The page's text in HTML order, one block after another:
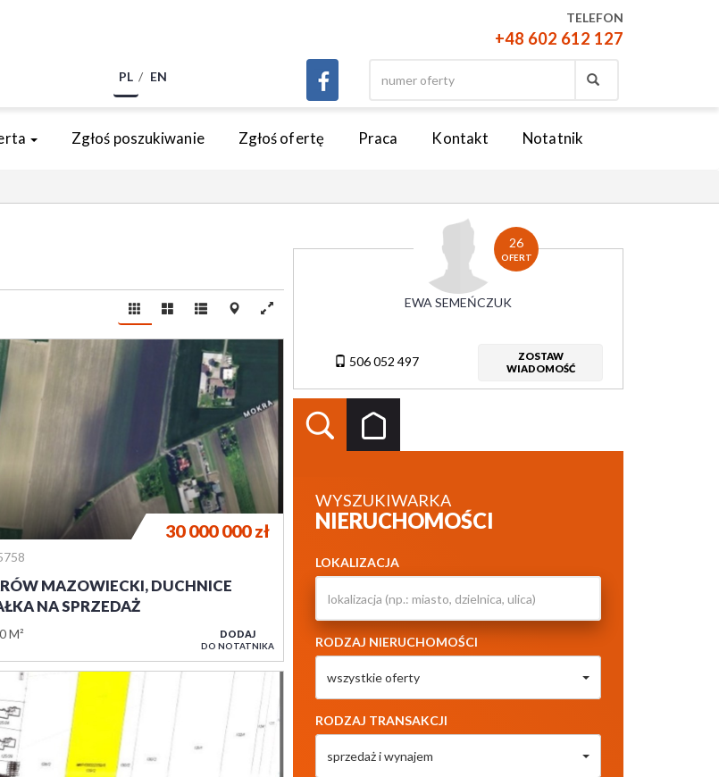
TELEFON
+48 602 612 127
PL EN
Zgłoś poszukiwanie Zgłoś ofertę Praca Kontakt Notatnik
26
OFERT
EWA SEMEŃCZUK
506 052 497
ZOSTAW
WIADOMOŚĆ
WYSZUKIWARKA
NIERUCHOMOŚCI
LOKALIZACJA
RODZAJ NIERUCHOMOŚCI
wszystkie oferty
RODZAJ TRANSAKCJI
sprzedaż i wynajem
MAZOWIECKI, DUCHNICE
NA SPRZEDAŻ
M²
30 000 000zł
DODAJ
DO NOTATNIKA